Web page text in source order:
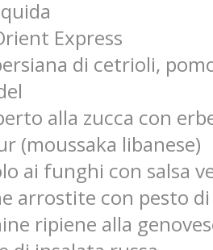
Express
di cetrioli,
alla zucca con
(moussaka libanese)
ai funghi con salsa
arrostite con pesto
ripiene alla